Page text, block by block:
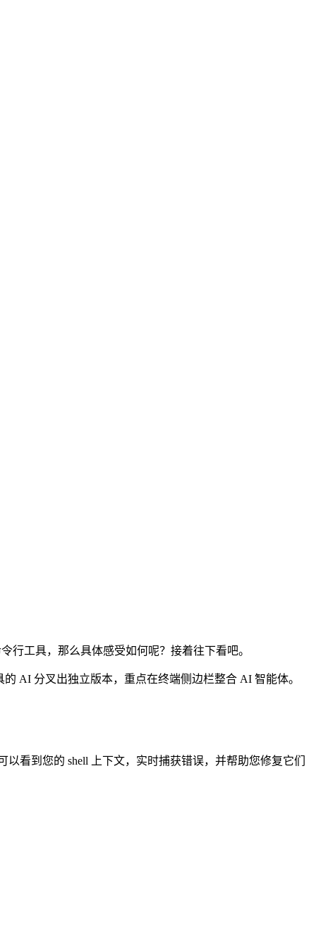
行工具，那么具体感受如何呢？接着往下看吧。
AI 分叉出独立版本，重点在终端侧边栏整合 AI 智能体。
看到您的 shell 上下文，实时捕获错误，并帮助您修复它们